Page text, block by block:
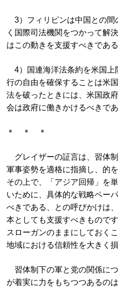
3）フィリピンは中国との間
く国際司法機関をつかって解
はこの動きを支援すべきである
4）国連海洋法条約を米国上
行の自由を確保することは米
法を破ったときには、米国政
会は政府に働きかけるべきで
＊ ＊ ＊
グレイザーの証言は、習体
軍事姿勢を適格に指摘し、的
その上で、「アジア回帰」を
いために、具体的な戦略ペー
べきである、との呼びかけは
本としても支援すべきもので
スローガンのままにしておく
地域における信頼性を大きく
習体制下の軍と党の関係に
が着実に力をもちつつあるの